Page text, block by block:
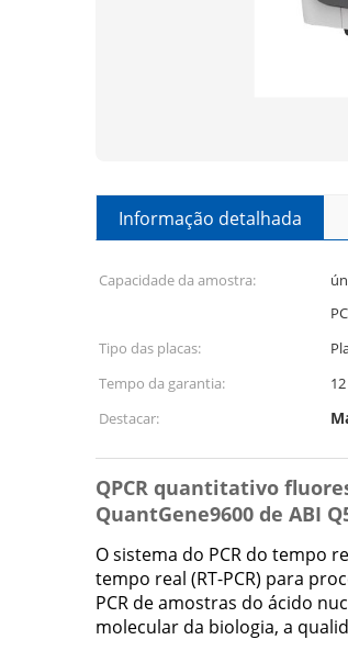
Informação detalhada
Capacidade da amostra:
Tipo das placas:
Tempo da garantia:
Destacar:
QPCR quantitativo
QuantGene9600 de ABI
O sistema do PCR do tempo
tempo real (RT-PCR) para
PCR de amostras do ácido
molecular da biologia, a